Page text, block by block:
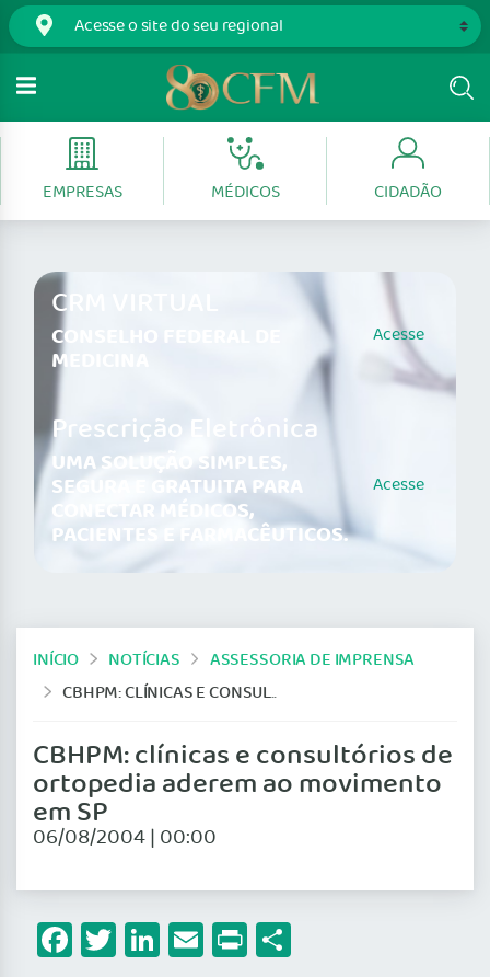
EMPRESAS MÉDICOS CIDADÃO
CRM VIRTUAL
CONSELHO FEDERAL DE
MEDICINA
Acesse
Prescrição Eletrônica
UMA SOLUÇÃO SIMPLES,
SEGURA E GRATUITA PARA
CONECTAR MÉDICOS,
PACIENTES E FARMACÊUTICOS.
Acesse
INÍCIO NOTÍCIAS
ASSESSORIA DE IMPRENSA
CBHPM: CLÍNICAS E CONSULTÓRIOS DE ORTOPEDIA ADEREM AO MOVIMENTO EM SP
CBHPM: clínicas e consultórios de
ortopedia aderem ao movimento
em SP
06/08/2004 | 00:00
Facebook
Twitter
LinkedIn
Email
Print